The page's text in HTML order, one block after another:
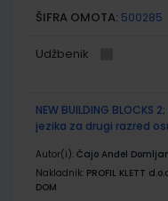
ŠIFRA OMOTA: 500285
Udžbenik
NEW BUILDING
jezika za drugi razred
Autor(i): Čajo Anđel
Nakladnik: PROFIL KLETT
DOM